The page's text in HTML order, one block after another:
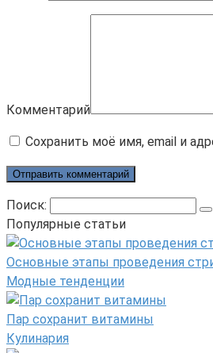
Комментарий
Сохранить моё имя, email и
Поиск:
Популярные статьи
Основные этапы проведения
Модные тенденции
Пар сохранит витамины
Кулинария